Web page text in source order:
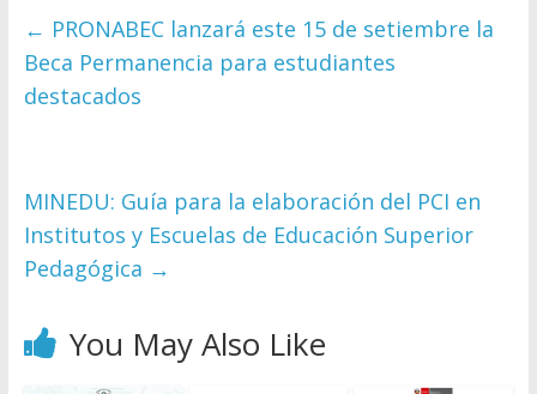
← PRONABEC lanzará este 15 de setiembre la
Beca Permanencia para estudiantes
destacados
MINEDU: Guía para la elaboración del PCI en
Institutos y Escuelas de Educación Superior
Pedagógica →
You May Also Like